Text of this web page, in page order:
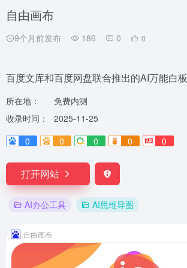
自由画布
9个月前发布 186 0 0
百度文库和百度网盘联合推出的AI万能白板
所在地：
免费内测
收录时间：
2025-11-25
0
0 0 0 0
打开网站
AI办公工具 AI思维导图
自由画布